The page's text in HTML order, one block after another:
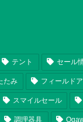
テント セール
たみ フィールドア
スマイルセール
調理器具